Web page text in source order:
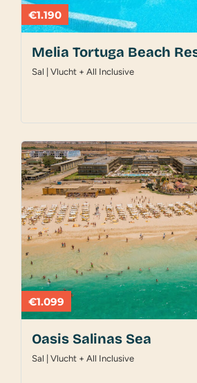
€1.190
Melia Tortuga Beach
Sal | Vlucht + All Inclusive
€1.099
Oasis Salinas Sea
Sal | Vlucht + All Inclusive